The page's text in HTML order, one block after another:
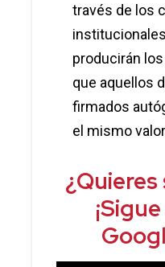
través de los
producirán
que aquellos
firmados
el mismo